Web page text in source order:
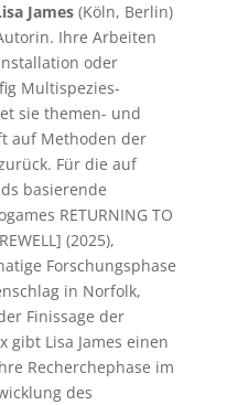
James(Köln, Berlin)
Ihre Arbeiten
oder
Multispezies-
sie themen- und
auf Methoden der
Für die auf
basierende
RETURNING TO
(2025),
Forschungsphase
in Norfolk,
Finissage der
gibt Lisa James einen
Recherchephase im
des